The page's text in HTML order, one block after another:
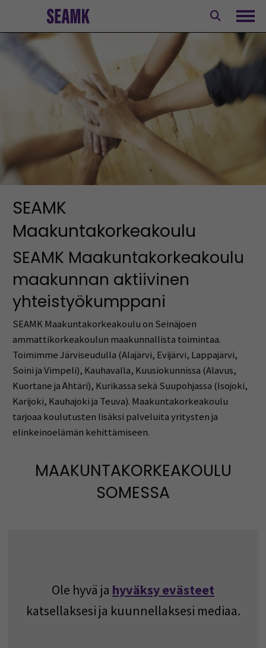
SEAMK
Maakuntakorkeakoulu
SEAMK Maakuntakorkeakoulu
maakunnan aktiivinen
yhteistyökumppani
SEAMK Maakuntakorkeakoulu on Seinäjoen
ammattikorkeakoulun maakunnallista toimintaa.
Toimimme Järviseudulla (Alajärvi, Evijärvi, Lappajärvi,
Soini ja Vimpeli), Kauhavalla, Kuusiokunnissa (Alavus,
Kuortane ja Ähtäri), Kurikassa sekä Suupohjassa (Isojoki,
Karijoki, Kauhajoki ja Teuva). Maakuntakorkeakoulu
tarjoaa koulutusten lisäksi palveluita yritysten ja
elinkeinoelämän kehittämiseen.
MAAKUNTAKORKEAKOULU
SOMESSA
Ole hyvä ja hyväksy evästeet
katsellaksesi ja kuunnellaksesi mediaa.